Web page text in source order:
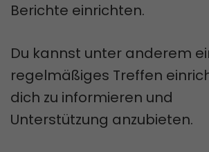
Berichte einrichten.
Du kannst unter anderem
regelmäßiges Treffen
dich zu informieren und
Unterstützung anzubieten.